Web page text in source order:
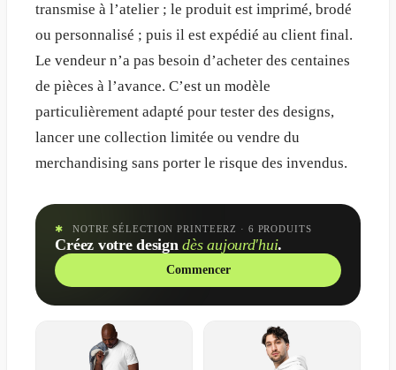
transmise à l’atelier ; le produit est imprimé, brodé
ou personnalisé ; puis il est expédié au client final.
Le vendeur n’a pas besoin d’acheter des centaines
de pièces à l’avance. C’est un modèle
particulièrement adapté pour tester des designs,
lancer une collection limitée ou vendre du
merchandising sans porter le risque des invendus.
✱ NOTRE SÉLECTION PRINTEERZ · 6 PRODUITS
Créez votre designdès aujourd'hui.
Commencer